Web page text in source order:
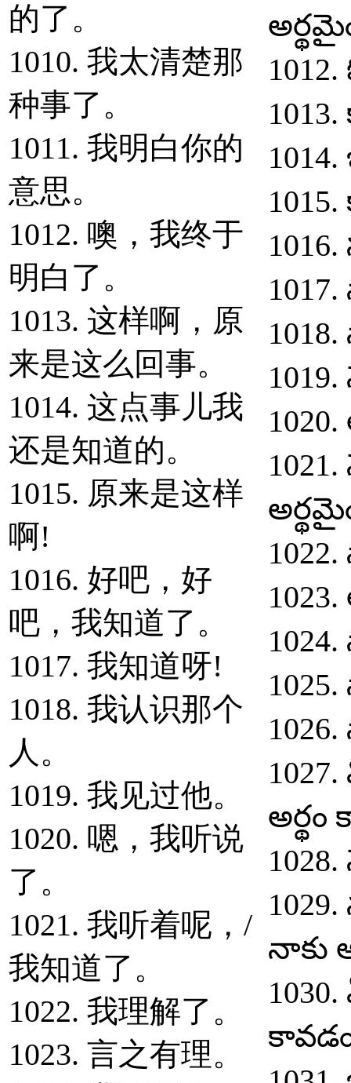
的了。
1010. 我太清楚那
种事了。
1011. 我明白你的
意思。
1012. 噢，我终于
明白了。
1013. 这样啊，原
来是这么回事。
1014. 这点事儿我
还是知道的。
1015. 原来是这样
啊!
1016. 好吧，好
吧，我知道了。
1017. 我知道呀!
1018. 我认识那个
人。
1019. 我见过他。
1020. 嗯，我听说
了。
1021. 我听着呢，/
我知道了。
1022. 我理解了。
1023. 言之有理。
అర్థం
నాకు